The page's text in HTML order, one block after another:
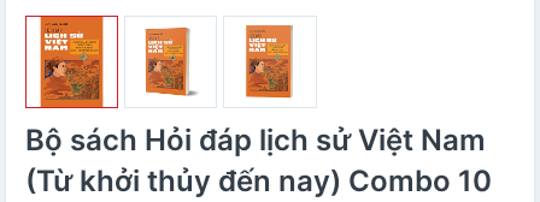
Bộ sách Hỏi đáp lịch sử Việt Nam
(Từ khởi thủy đến nay) Combo 10